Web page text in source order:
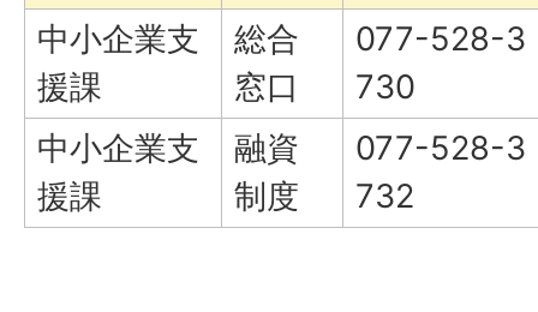
中小企業支
援課
総合
窓口
077-528-3
730
中小企業支
援課
融資
制度
077-528-3
732